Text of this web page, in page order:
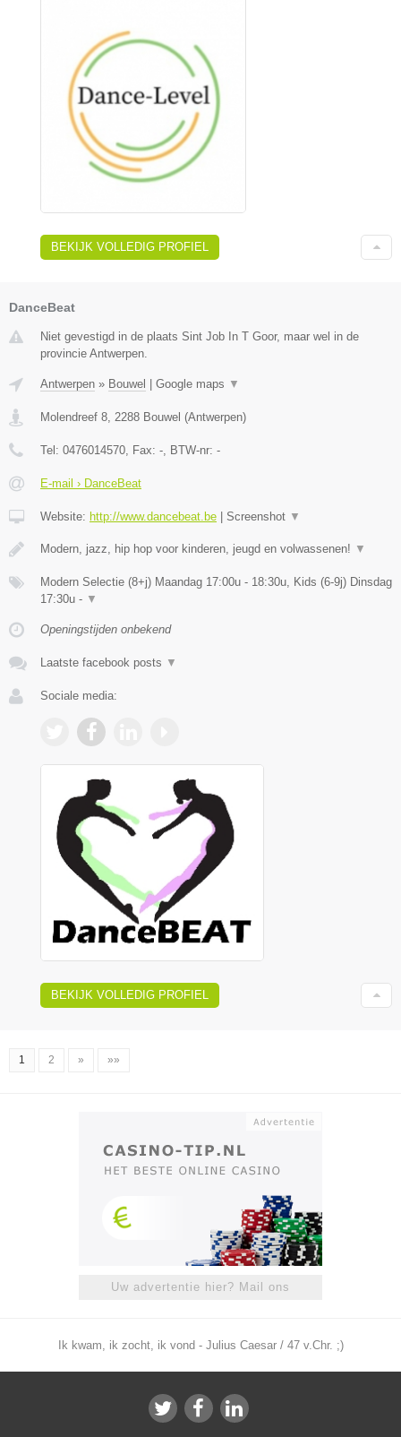
BEKIJK VOLLEDIG PROFIEL
DanceBeat
Niet gevestigd in de plaats Sint Job In T Goor, maar wel in de
provincie Antwerpen.
Antwerpen » Bouwel Google maps ▼
Molendreef 8 2288 Bouwel (Antwerpen)
Tel: 0476014570 , Fax: - , BTW-nr: -
E-mail › DanceBeat
Website: http://www.dancebeat.be Screenshot ▼
Modern, jazz, hip hop voor kinderen, jeugd en volwassenen! ▼
Modern Selectie (8+j) Maandag 17:00u - 18:30u, Kids (6-9j) Dinsdag
17:30u - ▼
Openingstijden onbekend
Laatste facebook posts ▼
Sociale media:
BEKIJK VOLLEDIG PROFIEL
1 2 » »»
Uw advertentie hier? Mail ons
Ik kwam, ik zocht, ik vond - Julius Caesar / 47 v.Chr. ;)